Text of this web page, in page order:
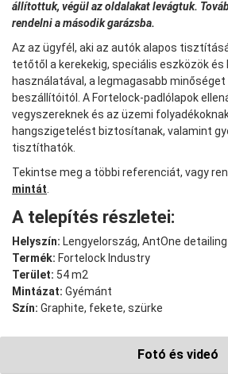
állítottuk, végül az oldalakat levágtuk.
rendelni a második garázsba.
Az az ügyfél, aki az autók alapos
tetőtől a kerekekig, speciális eszközök
használatával, a legmagasabb minőséget
beszállítóitól. A Fortelock-padlólapok
vegyszereknek és az üzemi
hangszigetelést biztosítanak, valamint
tisztíthatók.
Tekintse meg a többi referenciát, vagy
mintát
A telepítés részletei:
Helyszín: Lengyelország, AntOne detailing
Termék: Fortelock Industry
Terület: 54 m2
Mintázat: Gyémánt
Szín: Graphite, fekete, szürke
Fotó és videó